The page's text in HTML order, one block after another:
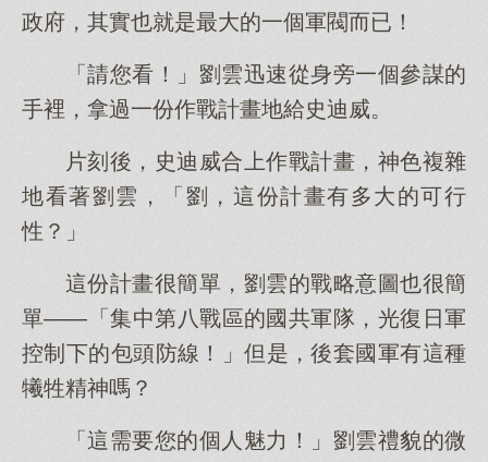
政府，其實也就是最大的一個軍閥而已！
「請您看！」劉雲迅速從身旁一個參謀的
手裡，拿過一份作戰計畫地給史迪威。
片刻後，史迪威合上作戰計畫，神色複雜
地看著劉雲，「劉，這份計畫有多大的可行
性？」
這份計畫很簡單，劉雲的戰略意圖也很簡
單——「集中第八戰區的國共軍隊，光復日軍
控制下的包頭防線！」但是，後套國軍有這種
犧牲精神嗎？
「這需要您的個人魅力！」劉雲禮貌的微